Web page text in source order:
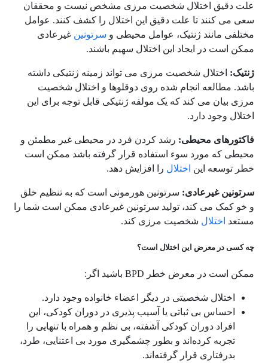
علت دقیق اختلال شخصیت مرزی مشخص نیست و محققان
سعی می کنند تا علت دقیق این اختلال را کشف کنند. عوامل
مختلفی مانند ژنتیک، عوامل محیطی و سرتونین غیرعادی
ممکن است در ایجاد این اختلال سهیم باشند.
ژنتیک: اختلال شخصیت مرزی می تواند زمینه ژنتیکی داشته
باشد. مطالعه انجام شده روی دوقلوها و اختلال شخصیت
مرزی بیان می کند که یک مولفه ژنتیکی قابل توجه برای این
اختلال وجود دارد.
فاکتورهای محیطی: رشد کردن فرد در محیطی غیر مطمئن و
محیطی که مورد سوء استفاده قرار گرفته باشد ممکن است
خطر توسعه این اختلال را افزایش دهد.
سرتونین غیرعادی: سرتونین هورمونی است که به تنظیم خلق
و خو کمک می کند، تولید سرتونین غیرعادی ممکن است شما را
مستعد اختلال شخصیت مرزی کند.
چه کسی در معرض این اختلال است؟
ممکن است در معرض خطر BPD باشید اگر:
اختلال شخصیتی در دیگر اعضاء خانواده وجود دارد.
احساس بی ثباتی یا آسیب پذیری در دوران کودکی، این
افراد دوران کودکی آشفته، بی نظم و همراه با تنهایی را
تجربه کرده‌اند و بطور چشمگیری مورد بی اعتنایی، طرد،
بدرفتاری قرار گرفته‌اند.